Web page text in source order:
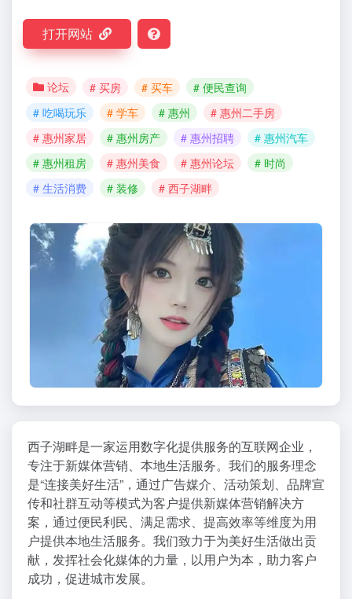
打开网站
论坛 # 买房 # 买车
# 便民查询
# 吃喝玩乐
# 学车 # 惠州
# 惠州二手房
# 惠州家居
# 惠州房产 # 惠州招聘
# 惠州汽车
# 惠州租房
# 惠州美食 # 惠州论坛
# 时尚
# 生活消费
# 装修 # 西子湖畔
西子湖畔是一家运用数字化提供服务的互联网企业，
专注于新媒体营销、本地生活服务。我们的服务理念
是“连接美好生活”，通过广告媒介、活动策划、品牌宣
传和社群互动等模式为客户提供新媒体营销解决方
案，通过便民利民、满足需求、提高效率等维度为用
户提供本地生活服务。我们致力于为美好生活做出贡
献，发挥社会化媒体的力量，以用户为本，助力客户
成功，促进城市发展。